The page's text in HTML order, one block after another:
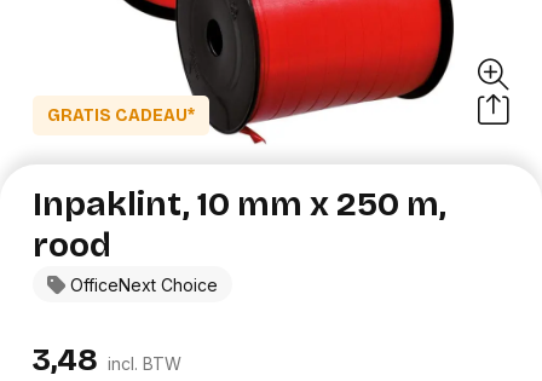
GRATIS CADEAU*
OfficeNext Choice
Inpaklint, 10 mm x 250 m,
rood
3,48 incl. BTW